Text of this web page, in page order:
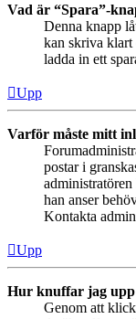
Vad är “Spara”-
Denna knapp
kan skriva klart
ladda in ett
Upp
Varför måste mitt
postar i
han anser
Kontakta
Upp
Hur knuffar jag
Genom att